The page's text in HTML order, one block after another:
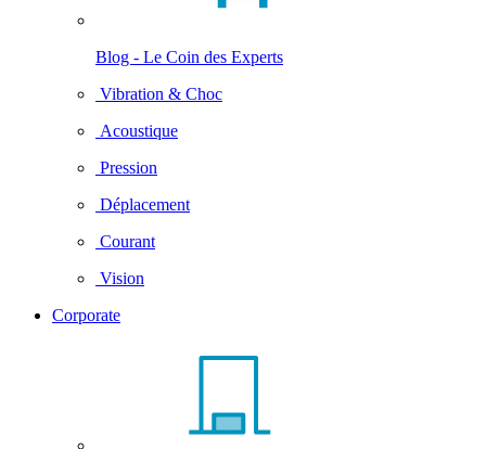
Blog - Le Coin des Experts
Vibration & Choc
Acoustique
Pression
Déplacement
Courant
Vision
Corporate